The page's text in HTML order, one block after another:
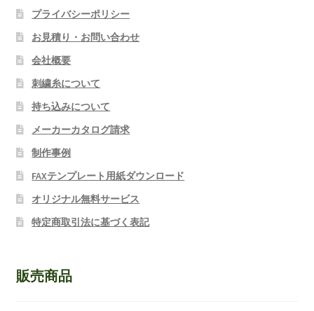
プライバシーポリシー
お見積り・お問い合わせ
会社概要
刺繍糸について
持ち込みについて
メーカーカタログ請求
制作事例
FAXテンプレート用紙ダウンロード
オリジナル無料サービス
特定商取引法に基づく表記
販売商品